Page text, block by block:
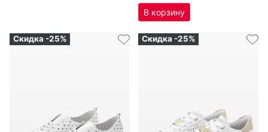
Скидка -25% Скидка -25%